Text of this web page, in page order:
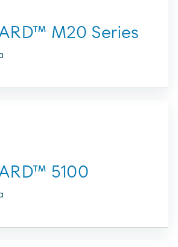
M20 Series
5100